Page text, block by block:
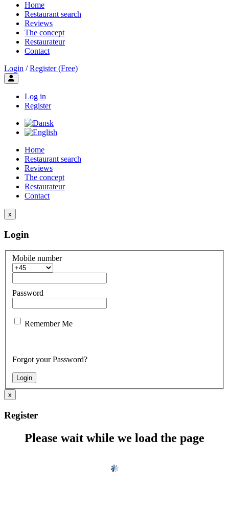
Home
Restaurant search
Reviews
The concept
Restaurateur
Contact
Login / Register (Free)
Toggle user menu
Log in
Register
Home
Restaurant search
Reviews
The concept
Restaurateur
Contact
x
Login
Mobile number
Password
Remember Me
Forgot your Password?
x
Register
Please wait while we load the page